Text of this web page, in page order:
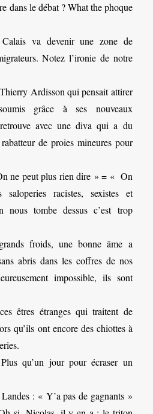
dans le débat ? What the phoque
va devenir une zone de
Notez l’ironie de notre
Ardisson qui pensait attirer
grâce à ses nouveaux
avec une diva qui a du
de proies mineures pour
ne peut plus rien dire » = « On
racistes, sexistes et
nous tombe dessus c’est trop
froids, une bonne âme a
abris dans les coffres de nos
impossible, ils sont
êtres étranges qui traitent de
qu’ils ont encore des chiottes à
qu’un jour pour écraser un
: « Y’a pas de gagnants »